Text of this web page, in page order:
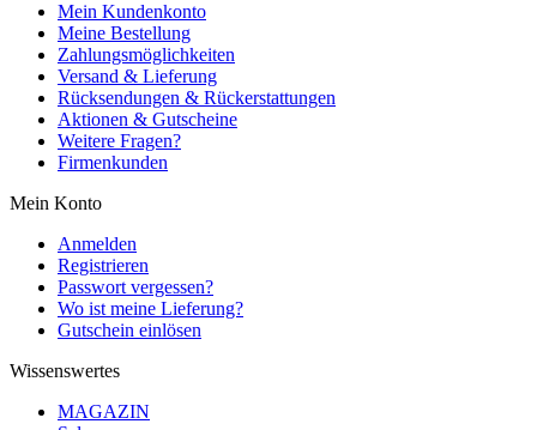
Mein Kundenkonto
Meine Bestellung
Zahlungsmöglichkeiten
Versand & Lieferung
Rücksendungen & Rückerstattungen
Aktionen & Gutscheine
Weitere Fragen?
Firmenkunden
Mein Konto
Anmelden
Registrieren
Passwort vergessen?
Wo ist meine Lieferung?
Gutschein einlösen
Wissenswertes
MAGAZIN